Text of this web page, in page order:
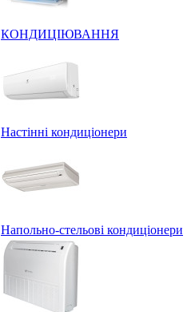
КОНДИЦІЮВАННЯ
Настінні кондиціонери
Напольно-стельові кондиціонери